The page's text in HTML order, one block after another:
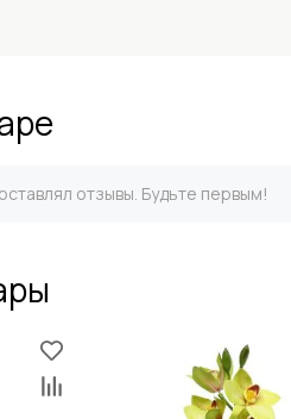
отзывы. Будьте первым!